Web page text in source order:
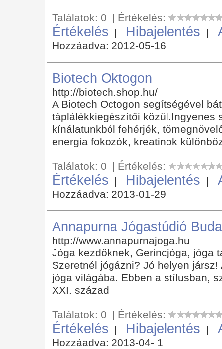
Találatok: 0 | Értékelés:
Értékelés Hibajelentés
Hozzáadva: 2012-05-16
Biotech Oktogon
http://biotech.shop.hu/
A Biotech Octogon segítségével
táplálékkiegészítői közül.Ingyenes
kínálatunkból fehérjék,
energia fokozók, kreatinok
Találatok: 0 | Értékelés:
Értékelés | Hibajelentés |
Hozzáadva: 2013-01-29
Annapurna Jógastúdió
http://www.annapurnajoga.hu
Jóga kezdőknek, Gerincjóga, jóga
Szeretnél jógázni? Jó helyen jársz!
jóga világába. Ebben a stílusban,
XXI. század
Találatok: 0 | Értékelés:
Értékelés | Hibajelentés |
Hozzáadva: 2013-04- 1